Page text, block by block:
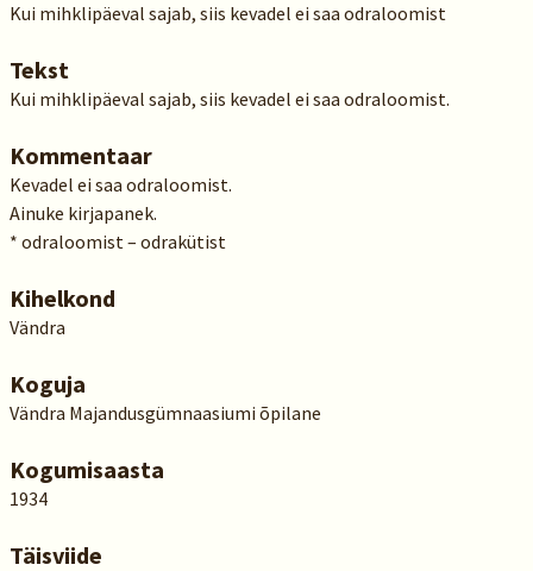
Kui mihklipäeval sajab, siis kevadel ei saa odraloomist
Tekst
Kui mihklipäeval sajab, siis kevadel ei saa odraloomist.
Kommentaar
Kevadel ei saa odraloomist.
Ainuke kirjapanek.
* odraloomist – odrakütist
Kihelkond
Vändra
Koguja
Vändra Majandusgümnaasiumi õpilane
Kogumisaasta
1934
Täisviide